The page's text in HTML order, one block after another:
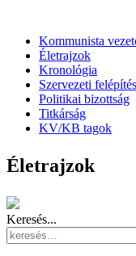
Kommunista
Életrajzok
Kronológia
Szervezeti felépítés
Politikai bizottság
Titkárság
KV/KB tagok
Életrajzok
Keresés...